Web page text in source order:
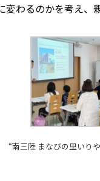
変わるのかを考え、
“南三陸 まなびの里いり